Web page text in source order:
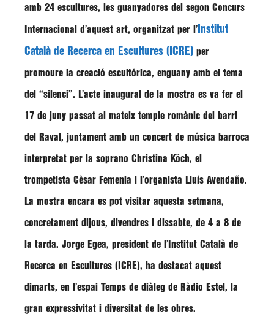
amb 24 escultures, les guanyadores del segon Concurs
Internacional d’aquest art, organitzat per l’ Institut
Català de Recerca en Escultures (ICRE) per
promoure la creació escultórica, enguany amb el tema
del “silenci”. L’acte inaugural de la mostra es va fer el
17 de juny passat al mateix temple romànic del barri
del Raval, juntament amb un concert de música barroca
interpretat per la soprano Christina Köch, el
trompetista Cèsar Femenia i l’organista Lluís Avendaño.
La mostra encara es pot visitar aquesta setmana,
concretament dijous, divendres i dissabte, de 4 a 8 de
la tarda. Jorge Egea, president de l’Institut Català de
Recerca en Escultures (ICRE), ha destacat aquest
dimarts, en l’espai Temps de diàleg de Ràdio Estel, la
gran expressivitat i diversitat de les obres.